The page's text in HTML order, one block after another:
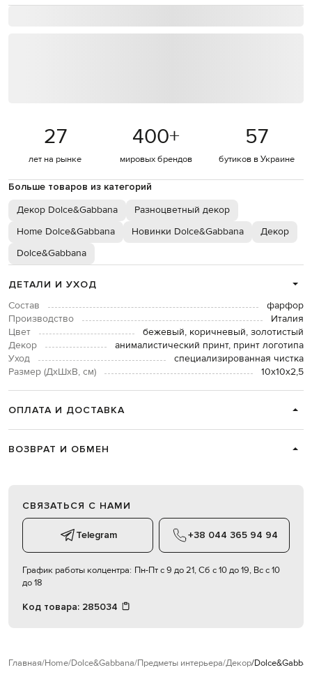
27
лет на рынке
400+
мировых брендов
57
бутиков в Украине
Больше товаров из категорий
Декор Dolce&Gabbana
Разноцветный декор
Home Dolce&Gabbana
Новинки Dolce&Gabbana
Декор
Dolce&Gabbana
ДЕТАЛИ И УХОД
Состав
фарфор
Производство
Италия
Цвет
бежевый, коричневый, золотистый
Декор
анималистический принт, принт логотипа
Уход
специализированная чистка
Размер (ДхШхВ, см)
10х10х2,5
ОПЛАТА И ДОСТАВКА
ВОЗВРАТ И ОБМЕН
СВЯЗАТЬСЯ С НАМИ
Telegram +38 044 365 94 94
График работы колцентра: Пн-Пт с 9 до 21, Сб с 10 до 19, Вс с 10
до 18
Код товара: 285034
Главная Home Dolce&Gabbana Предметы интерьера Декор